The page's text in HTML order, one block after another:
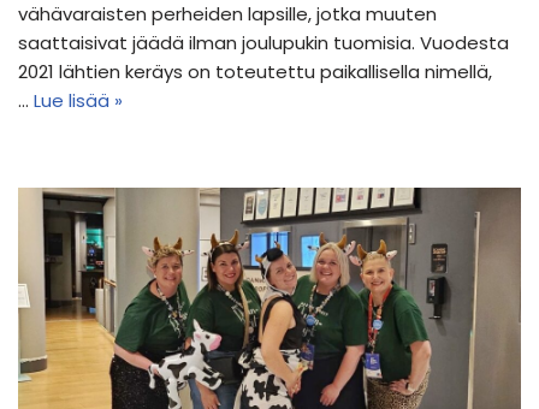
vähävaraisten perheiden lapsille, jotka muuten
saattaisivat jäädä ilman joulupukin tuomisia. Vuodesta
2021 lähtien keräys on toteutettu paikallisella nimellä,
… Lue lisää »